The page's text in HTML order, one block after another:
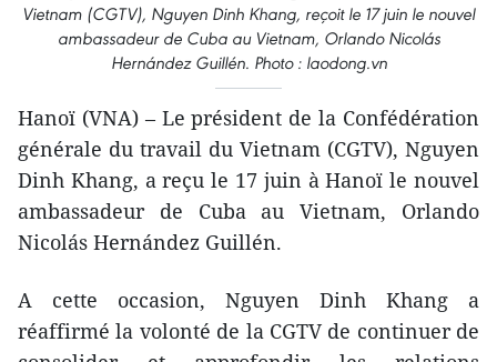
Vietnam (CGTV), Nguyen Dinh Khang, reçoit le 17 juin le nouvel
ambassadeur de Cuba au Vietnam, Orlando Nicolás
Hernández Guillén. Photo : laodong.vn
Hanoï (VNA) – Le président de la Confédération
générale du travail du Vietnam (CGTV), Nguyen
Dinh Khang, a reçu le 17 juin à Hanoï le nouvel
ambassadeur de Cuba au Vietnam, Orlando
Nicolás Hernández Guillén.
A cette occasion, Nguyen Dinh Khang a
réaffirmé la volonté de la CGTV de continuer de